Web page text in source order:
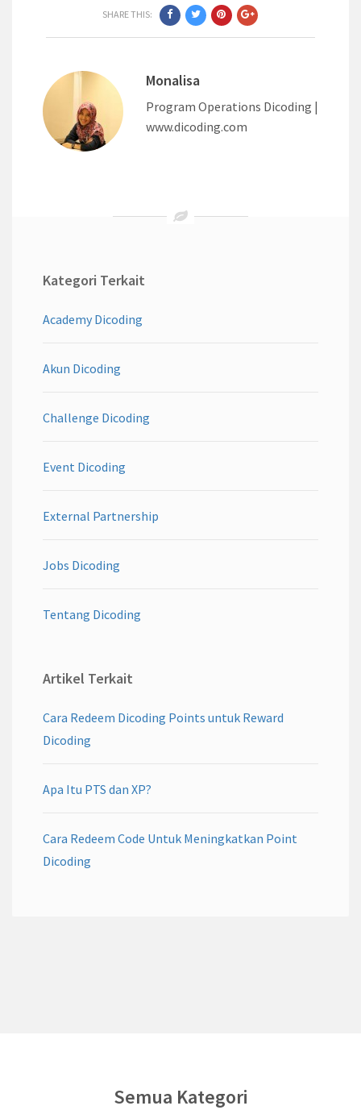
SHARE THIS:
Monalisa
Program Operations Dicoding |
www.dicoding.com
Kategori Terkait
Academy Dicoding
Akun Dicoding
Challenge Dicoding
Event Dicoding
External Partnership
Jobs Dicoding
Tentang Dicoding
Artikel Terkait
Cara Redeem Dicoding Points untuk Reward
Dicoding
Apa Itu PTS dan XP?
Cara Redeem Code Untuk Meningkatkan Point
Dicoding
Semua Kategori